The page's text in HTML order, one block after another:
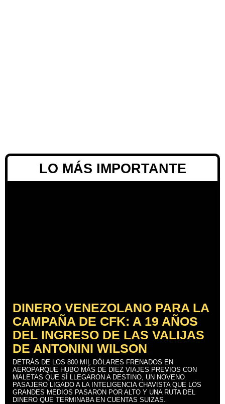
LO MÁS IMPORTANTE
DINERO VENEZOLANO PARA LA
CAMPAÑA DE CFK: A 19 AÑOS
DEL INGRESO DE LAS VALIJAS
DE ANTONINI WILSON
DETRÁS DE LOS 800 MIL DÓLARES FRENADOS EN
AEROPARQUE HUBO MÁS DE DIEZ VIAJES PREVIOS CON
MALETAS QUE SÍ LLEGARON A DESTINO, UN NOVENO
PASAJERO LIGADO A LA INTELIGENCIA CHAVISTA QUE LOS
GRANDES MEDIOS PASARON POR ALTO Y UNA RUTA DEL
DINERO QUE TERMINABA EN CUENTAS SUIZAS.